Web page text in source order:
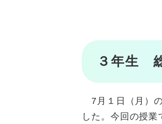
３年生
7月１日（月）
した。今回の授